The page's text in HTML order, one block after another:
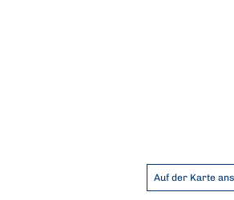
Auf der Karte